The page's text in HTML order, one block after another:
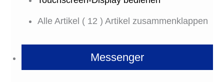
Alle Artikel ( 12 ) Artikel zusammenklappen
Messenger